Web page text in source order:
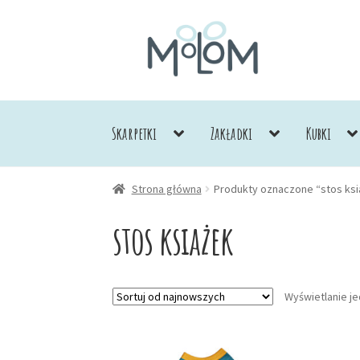
Przejdź
do
nawigacji
Przejdź
do
treści
Skarpetki Zakładki Kubki
Strona główna Produkty oznaczone “stos
stos ksiażek
Wyświetlanie